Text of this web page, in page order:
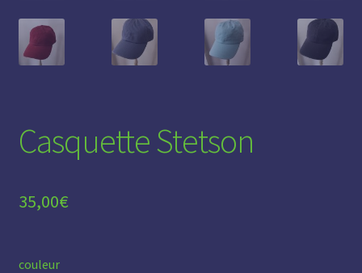
Casquette Stetson
35,00€
couleur